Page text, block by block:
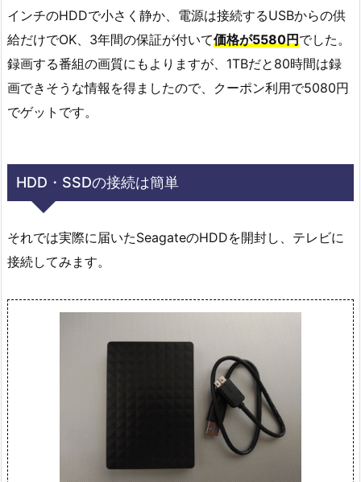
インチのHDDで小さく静か、電源は接続するUSBからの供
給だけでOK、3年間の保証が付いて価格が5580円でした。
録画する番組の画質にもよりますが、1TBだと80時間は録
画できそうな情報を得ましたので、クーポン利用で5080円
でゲットです。
HDD・SSDの接続は簡単
それでは実際に届いたSeagateのHDDを開封し、テレビに
接続してみます。